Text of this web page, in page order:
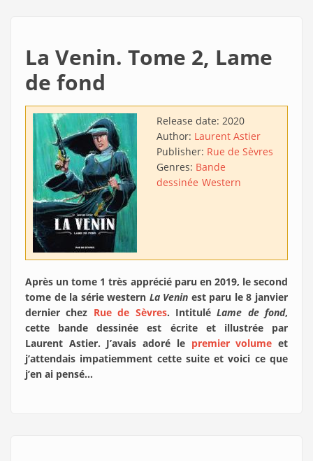
La Venin. Tome 2, Lame
de fond
Release date: 2020
Author: Laurent Astier
Publisher: Rue de Sèvres
Genres: Bande
dessinée Western
Après un tome 1 très apprécié paru en 2019, le second
tome de la série western La Venin est paru le 8 janvier
dernier chez Rue de Sèvres. IntituléLame de fond,
cette bande dessinée est écrite et illustrée par
Laurent Astier. J’avais adoré le premier volume et
j’attendais impatiemment cette suite et voici ce que
j’en ai pensé…